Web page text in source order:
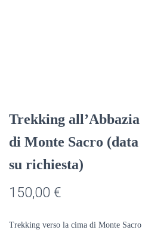
Trekking all’Abbazia
di Monte Sacro (data
su richiesta)
150,00 €
Trekking verso la cima di Monte Sacro